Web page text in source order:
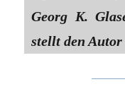
Georg K.
stellt den Autor